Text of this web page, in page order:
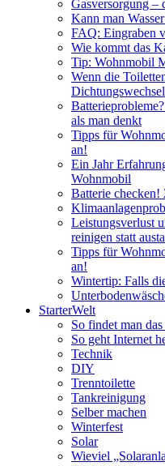
Gasversorgung –
Kann man
FAQ: Eingraben
Wie kommt das
Tip: Wohnmobil
Wenn die
als man denkt
Tipps für
an!
Ein Jahr
Wohnmobil
Batterie checken!
Leistungsverlust
reinigen statt
Tipps für
an!
Wintertip: Falls
StarterWelt
So findet man
So geht Internet
Technik
DIY
Trenntoilette
Tankreinigung
Selber machen
Winterfest
Solar
Wieviel